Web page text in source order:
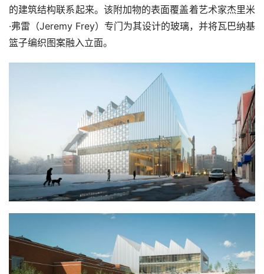
的建筑结构联系起来。该附加物的表面覆盖着艺术家杰里米
·弗雷（Jeremy Frey）专门为其设计的玻璃，并将瓦巴纳基
篮子编织图案融入立面。